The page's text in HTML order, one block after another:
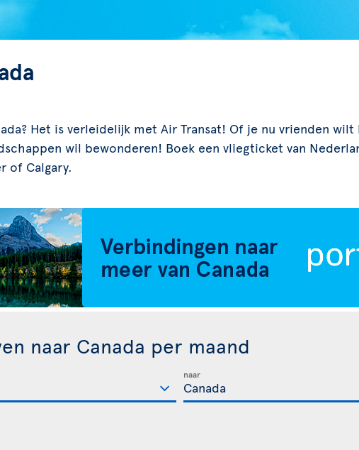
Het is verleidelijk met Air Transat! Of je nu vrienden
wil bewonderen! Boek een vliegticket van
of Calgary.
naar Canada per maand
naar